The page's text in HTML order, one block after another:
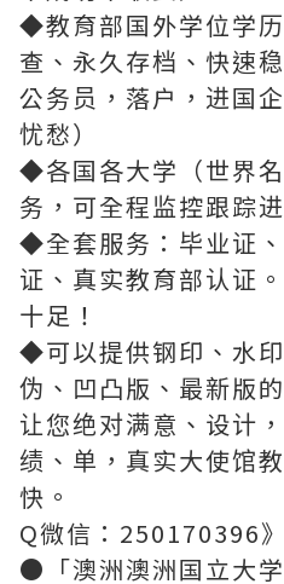
◆教育部国外学位学
查、永久存档、快速
公务员，落户，进国
忧愁）
◆各国各大学（世界
务，可全程监控跟踪进
◆全套服务：毕业证
证、真实教育部认证
十足！
◆可以提供钢印、水
伪、凹凸版、最新版
让您绝对满意、设计
绩、单，真实大使馆
快。
Q微信：250170396》
●「澳洲澳洲国立大